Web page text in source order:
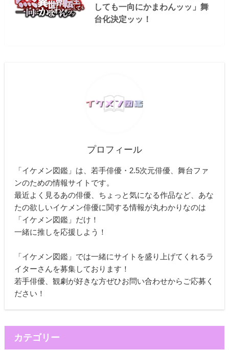
しても一向にかまわんッッ」舞
台化決定ッッ！
プロフィール
「イケメン図鑑」は、若手俳優・2.5次元俳優、舞台ファ
ンのための情報サイトです。
最近よく見るあの俳優、ちょっと気になる作品など、あな
たの欲しいイケメン俳優に関する情報が丸わかりなのは
「イケメン図鑑」だけ！
一緒に推しを応援しよう！
「イケメン図鑑」では一緒にサイトを盛り上げてくれるラ
イターさんを募集しております！
若手俳優、観劇が好きな方ぜひお問い合わせからご応募く
ださい！
カテゴリー